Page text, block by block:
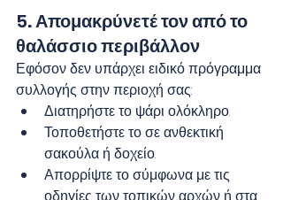
5. Απομακρύνετέ τον από το
θαλάσσιο περιβάλλον
Εφόσον δεν υπάρχει ειδικό πρόγραμμα
συλλογής στην περιοχή σας:
Διατηρήστε το ψάρι ολόκληρο.
Τοποθετήστε το σε ανθεκτική
σακούλα ή δοχείο.
Απορρίψτε το σύμφωνα με τις